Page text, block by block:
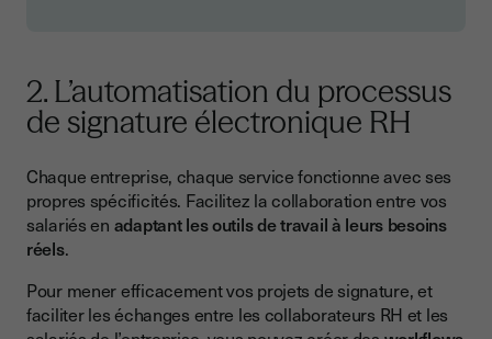
2. L’automatisation du processus
de signature électronique RH
Chaque entreprise, chaque service fonctionne avec ses
propres spécificités. Facilitez la collaboration entre vos
salariés en adaptant les outils de travail à leurs besoins
réels.
Pour mener efficacement vos projets de signature, et
faciliter les échanges entre les collaborateurs RH et les